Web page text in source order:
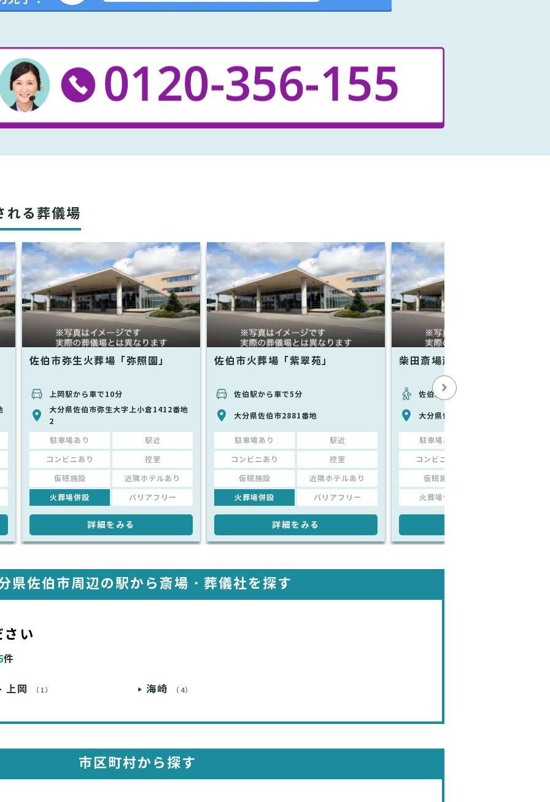
れる葬儀場
佐伯市弥生火葬場「弥照園」
上岡駅から車で10分
大分県佐伯市弥生大字上小倉1412番地
2
駐車場あり 駅近
コンビニあり 控室
仮眠施設 近隣ホテルあり
火葬場併設 バリアフリー
詳細をみる
佐伯市火葬場「紫翠苑」
佐伯駅から車で5分
大分県佐伯市2881番地
駐車場あり 駅近
コンビニあり 控室
仮眠施設 近隣ホテルあり
火葬場併設 バリアフリー
詳細をみる
柴田斎場斎場イセ会館
佐伯駅から徒歩で19分
大分県佐伯市長島町1丁目13-24
駐車場あり
コンビニあり
仮眠施設
火葬場併設
県佐伯市周辺の駅から 斎場・葬儀社を探す
い
件
上岡 （1） 海崎 （4）
市区町村から探す